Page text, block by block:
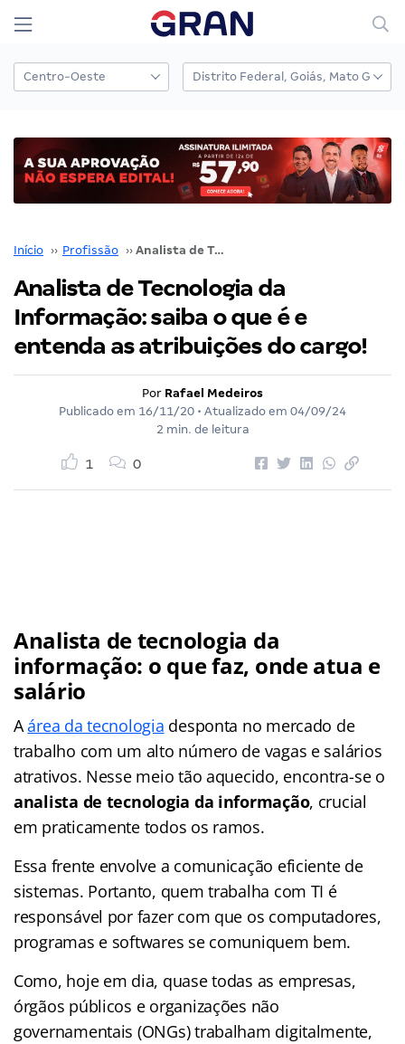
Início ›› Profissão ›› Analista de Tecnologia da Informação: saiba o que é e entenda as atribuições do cargo!
Analista de Tecnologia da
Informação: saiba o que é e
entenda as atribuições do cargo!
Por Rafael Medeiros
Publicado em 16/11/20 • Atualizado em 04/09/24
2 min. de leitura
1 0
Analista de tecnologia da
informação: o que faz, onde atua e
salário
Aárea da tecnologia desponta no mercado de
trabalho com um alto número de vagas e salários
atrativos. Nesse meio tão aquecido, encontra-se o
analista de tecnologia da informação, crucial
em praticamente todos os ramos.
Essa frente envolve a comunicação eficiente de
sistemas. Portanto, quem trabalha com TI é
responsável por fazer com que os computadores,
programas e softwares se comuniquem bem.
Como, hoje em dia, quase todas as empresas,
órgãos públicos e organizações não
governamentais (ONGs) trabalham digitalmente,